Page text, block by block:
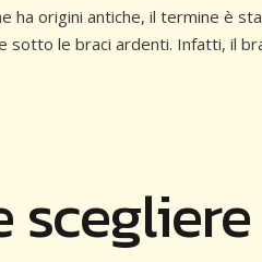
ha origini antiche, il termine è
le braci ardenti. Infatti, il
scegliere